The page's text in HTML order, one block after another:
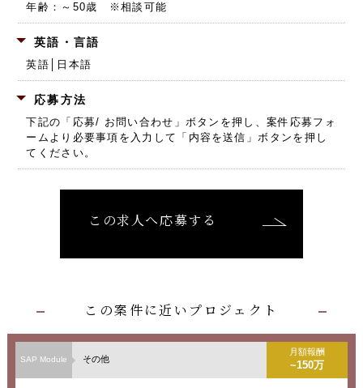
年齢：～50歳 ※相談可能
英語・言語
英語│日本語
応募方法
下記の「応募/ お問い合わせ」ボタンを押し、 案件応募フォ
ームより必要事項を入力して「内容を送信」ボタンを押し
てください。
この求人へ応募する
この案件に近いプロジェクト
SAP Module その他
月額報酬
~150万